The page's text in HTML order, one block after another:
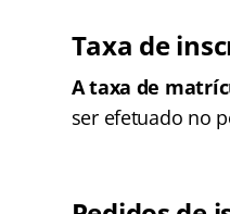
Taxa de
A taxa de
ser efetuado no